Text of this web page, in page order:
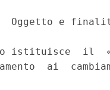
Oggetto e
istituisce  il
ai